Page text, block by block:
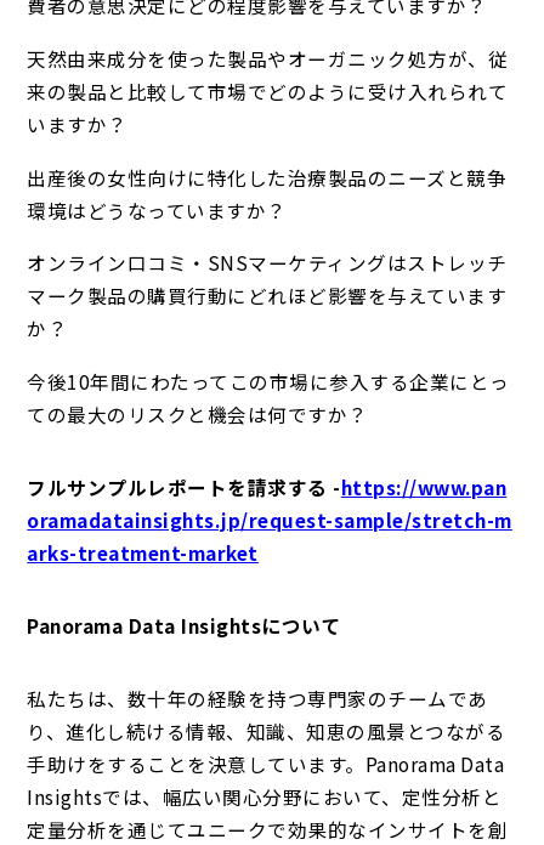
費者の意思決定にどの程度影響を与えていますか？
天然由来成分を使った製品やオーガニック処方が、従
来の製品と比較して市場でどのように受け入れられて
いますか？
出産後の女性向けに特化した治療製品のニーズと競争
環境はどうなっていますか？
オンライン口コミ・SNSマーケティングはストレッチ
マーク製品の購買行動にどれほど影響を与えています
か？
今後10年間にわたってこの市場に参入する企業にとっ
ての最大のリスクと機会は何ですか？
フルサンプルレポートを請求する -https://www.pan
oramadatainsights.jp/request-sample/stretch-m
arks-treatment-market
Panorama Data Insightsについて
私たちは、数十年の経験を持つ専門家のチームであ
り、進化し続ける情報、知識、知恵の風景とつながる
手助けをすることを決意しています。Panorama Data
Insightsでは、幅広い関心分野において、定性分析と
定量分析を通じてユニークで効果的なインサイトを創